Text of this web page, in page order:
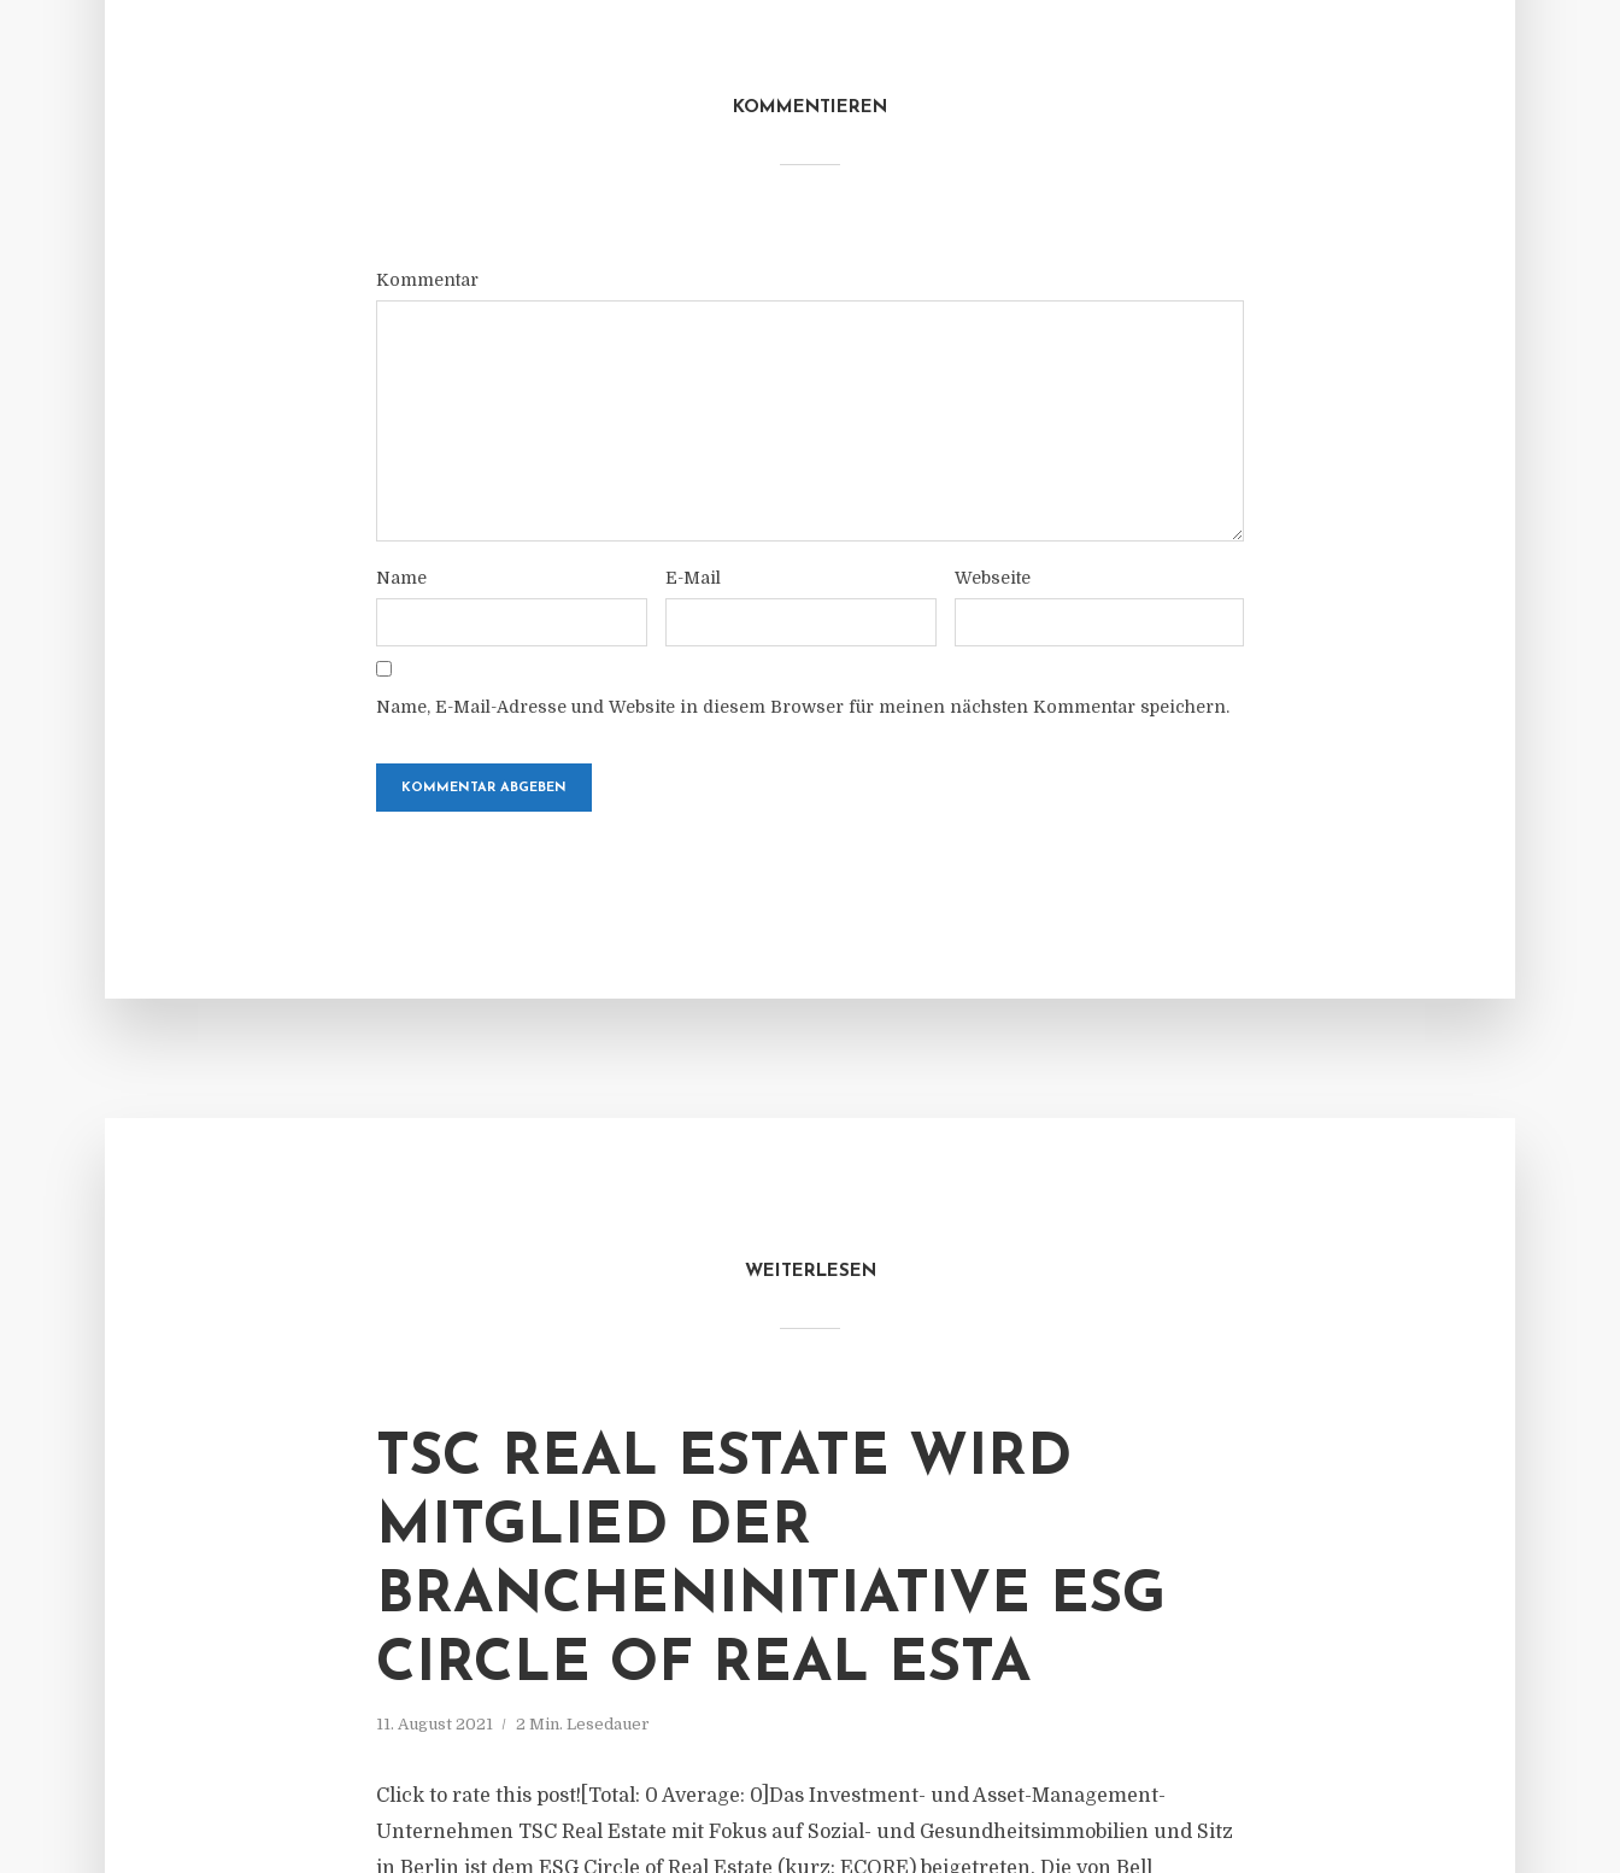
KOMMENTIEREN
Kommentar
Name E-Mail Webseite
Name, E-Mail-Adresse und Website in diesem Browser für meinen nächsten Kommentar speichern.
WEITERLESEN
TSC REAL ESTATE WIRD
MITGLIED DER
BRANCHENINITIATIVE ESG
CIRCLE OF REAL ESTA
11. August 2021 2 Min. Lesedauer
Click to rate this post![Total: 0 Average: 0]Das Investment- und Asset-Management-
Unternehmen TSC Real Estate mit Fokus auf Sozial- und Gesundheitsimmobilien und Sitz
in Berlin ist dem ESG Circle of Real Estate (kurz: ECORE) beigetreten. Die von Bell